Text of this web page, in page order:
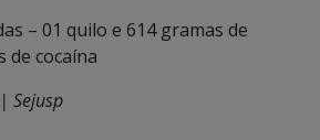
– 01 quilo e 614 gramas de
de cocaína
Sejusp